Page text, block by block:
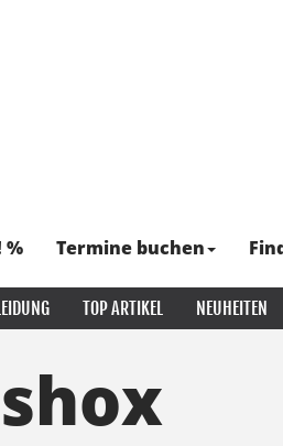
% Termine buchen
TOP ARTIKEL NEUHEITEN